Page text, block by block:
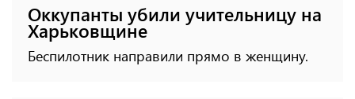
Оккупанты убили учительницу на
Харьковщине
Беспилотник направили прямо в женщину.